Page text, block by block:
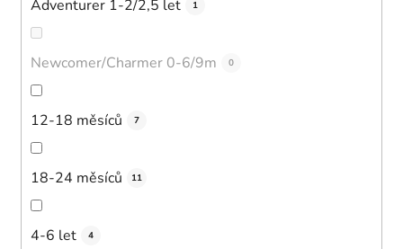
Adventurer 1-2/2,5 let 1
Newcomer/Charmer 0-6/9m 0
12-18 měsíců 7
18-24 měsíců 11
4-6 let 4